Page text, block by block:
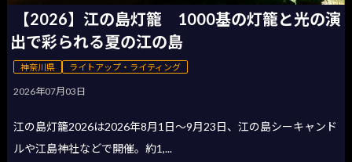
【2026】江の島灯籠 1000基の灯籠と光の演
出で彩られる夏の江の島
神奈川県 ライトアップ・ライティング
2026年07月03日
江の島灯籠2026は2026年8月1日〜9月23日、江の島シーキャンド
ルや江島神社などで開催。約1,...